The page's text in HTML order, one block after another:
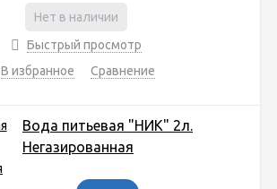
Нет в наличии
Быстрый просмотр
В избранное
Сравнение
Вода питьевая "НИК" 2л.
Негазированная